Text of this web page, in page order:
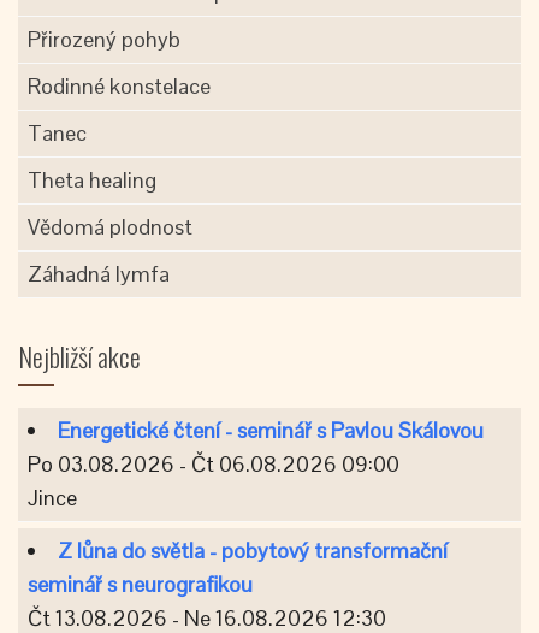
Přirozený pohyb
Rodinné konstelace
Tanec
Theta healing
Vědomá plodnost
Záhadná lymfa
Nejbližší akce
Energetické čtení - seminář s Pavlou Skálovou
Po 03.08.2026 - Čt 06.08.2026 09:00
Jince
Z lůna do světla - pobytový transformační
seminář s neurografikou
Čt 13.08.2026 - Ne 16.08.2026 12:30